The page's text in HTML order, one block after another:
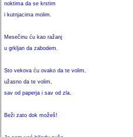
noktima da se krstim
i kutnjacima molim.
Mesečinu ću kao ražanj
u grkljan da zabodem.
Sto vekova ću ovako da te volim,
užasno da te volim,
sav od paperja i sav od zla.
Beži zato dok možeš!